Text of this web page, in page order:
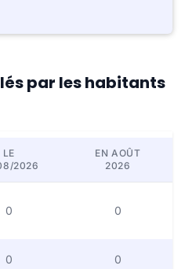
par les habitants
LE
2026
EN AOÛT
2026
0 0
0 0